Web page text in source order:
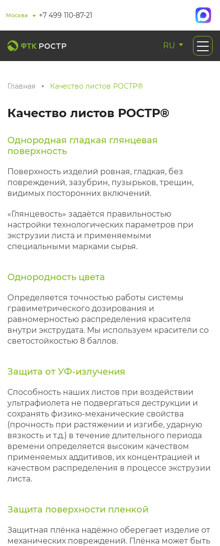
Москва +7 499 110-87-21
RU
Главная Качество листов РОСТР®
Качество листов РОСТР®
Однородная гладкая глянцевая
поверхность
Поверхность изделий ровная, гладкая, без
повреждений, зазубрин, пузырьков, трещин,
видимых посторонних включений.
«Глянцевость» задаётся правильностью
настройки технологических параметров при
экструзии листа и применяемыми
специальными марками сырья.
Однородность цвета
Определяется точностью работы системы
гравиметрического дозирования и
равномерностью распределения красителя
внутри экструдата. Мы используем красители со
светостойкостью 8 баллов.
Защита от УФ-излучения
Способность наших листов при воздействии
ультрафиолета не подвергаться деструкции и
сохранять физико-механические свойства
(прочность при растяжении и изгибе, ударную
вязкость и т.д.) в течение длительного периода
времени определяется высоким качеством
применяемых аддитивов, их концентрацией и
качеством распределения в процессе экструзии
листа.
Защита поверхности пленкой
Защитная плёнка надёжно оберегает изделие от
механических повреждений. Плёнка может быть